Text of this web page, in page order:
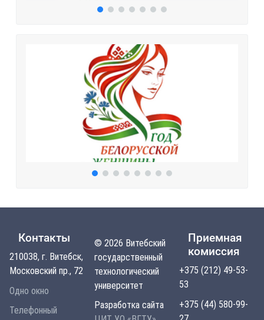
Контакты
210038, г. Витебск,
Московский пр., 72
Одно окно
Телефонный
© 2026 Витебский
государственный
технологический
университет
Разработка сайта
Приемная
комиссия
+375 (212) 49-53-
53
+375 (44) 580-99-